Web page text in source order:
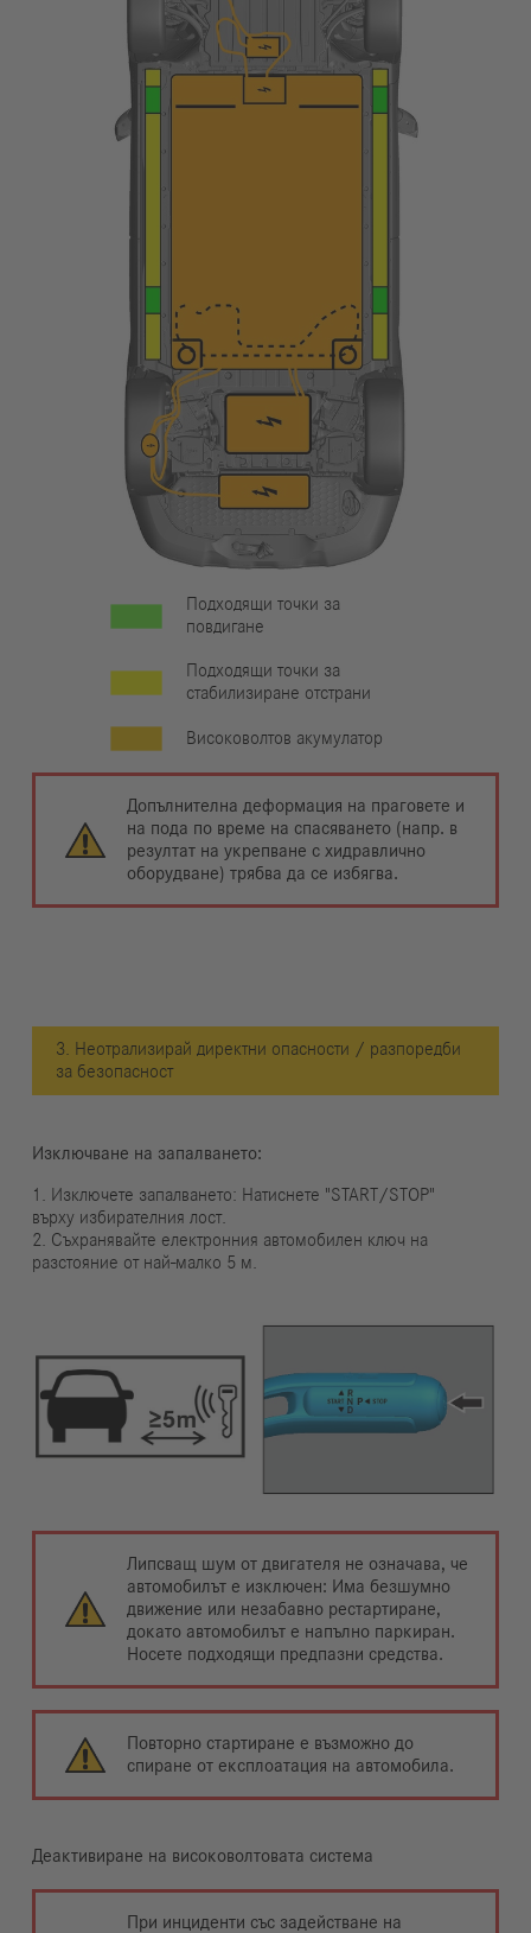
Подходящи точки за
повдигане
Подходящи точки за
стабилизиране отстрани
Високоволтов акумулатор
Допълнителна деформация на праговете и
на пода по време на спасяването (напр. в
резултат на укрепване с хидравлично
оборудване) трябва да се избягва.
3. Неотрализирай директни опасности / разпоредби
за безопасност
Изключване на запалването:
1. Изключете запалването: Натиснете "START/STOP"
върху избирателния лост.
2. Съхранявайте електронния автомобилен ключ на
разстояние от най-малко 5 м.
Липсващ шум от двигателя не означава, че
автомобилът е изключен: Има безшумно
движение или незабавно рестартиране,
докато автомобилът е напълно паркиран.
Носете подходящи предпазни средства.
Повторно стартиране е възможно до
спиране от експлоатация на автомобила.
Деактивиране на високоволтовата система
При инциденти със задействане на